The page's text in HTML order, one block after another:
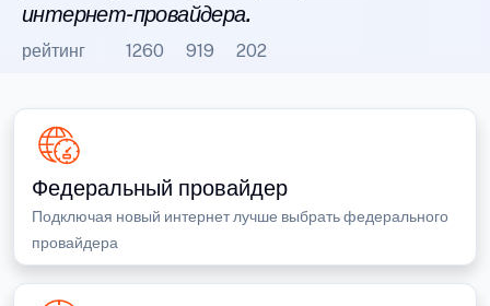
интернет-провайдера.
рейтинг 1260 919 202
Федеральный провайдер
Подключая новый интернет лучше выбрать федерального
провайдера